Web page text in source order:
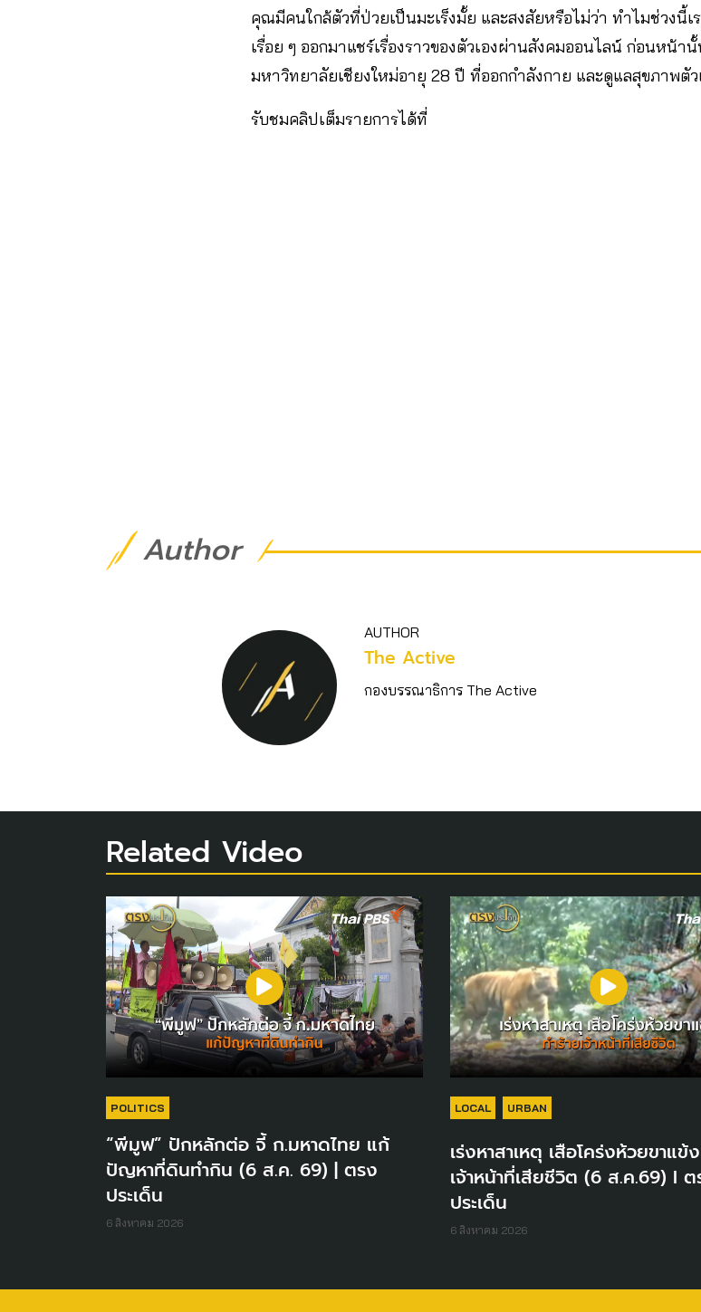
คุณมีคนใกล้ตัวที่ป่วยเป็นมะเร็งมั้ย และสงสัยหรือไม่ว่า ทำไมช่วงนี้เ
เรื่อย ๆ ออกมาแชร์เรื่องราวของตัวเองผ่านสังคมออนไลน์ ก่อนหน้
มหาวิทยาลัยเชียงใหม่อายุ 28 ปี ที่ออกกำลังกาย และดูแลสุขภาพตัว
รับชมคลิปเต็มรายการได้ที่
Author
AUTHOR
The Active
กองบรรณาธิการ The Active
Related Video
POLITICS
“พีมูฟ” ปักหลักต่อ จี้ ก.มหาดไทย แก้
ปัญหาที่ดินทำกิน (6 ส.ค. 69) | ตรง
ประเด็น
6 สิงหาคม 2026
LOCAL URBAN
เร่งหาสาเหตุ เสือโคร่งห้วยขาแข้
เจ้าหน้าที่เสียชีวิต (6 ส.ค.69) I ต
ประเด็น
6 สิงหาคม 2026